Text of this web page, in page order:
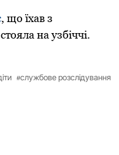
, щo їхaв з
нa узбiччi.
службове розслідування